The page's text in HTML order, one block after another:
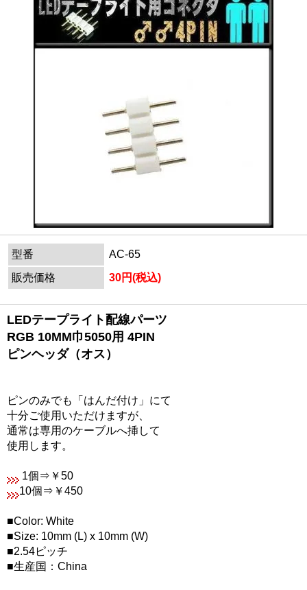
型番
AC-65
販売価格
30円(税込)
LEDテープライト配線パーツ
RGB 10MM巾5050用 4PIN
ピンヘッダ（オス）
ピンのみでも「はんだ付け」にて
十分ご使用いただけますが、
通常は専用のケーブルへ挿して
使用します。
1個⇒￥50
10個⇒￥450
■Color: White
■Size: 10mm (L) x 10mm (W)
■2.54ピッチ
■生産国：China